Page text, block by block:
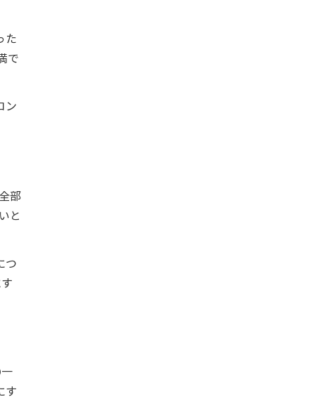
た
で
ン
部
と
つ
す